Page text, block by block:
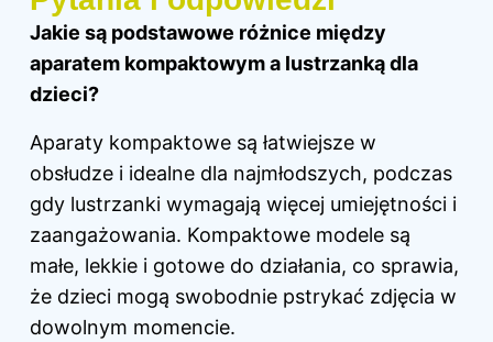
Jakie są podstawowe różnice między
aparatem kompaktowym a lustrzanką dla
dzieci?
Aparaty kompaktowe są łatwiejsze w
obsłudze i idealne dla najmłodszych, podczas
gdy lustrzanki wymagają więcej umiejętności i
zaangażowania. Kompaktowe modele są
małe, lekkie i gotowe do działania, co sprawia,
że dzieci mogą swobodnie pstrykać zdjęcia w
dowolnym momencie.